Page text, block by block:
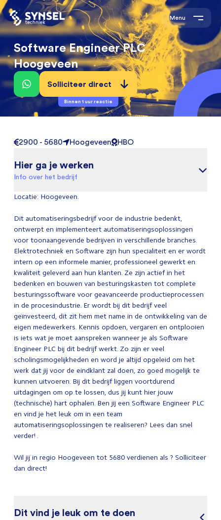
Menu
Software Engineer PLC
Hoogeveen
Solliciteer direct
Binnen 1 uur reactie
2900 - 5680 Hoogeveen HBO
Hier ga je werken
Info over het bedrijf
Locatie: Hoogeveen.
Dit automatiseringsbedrijf voor de industrie bedenkt,
ontwerpt en implementeert automatiseringsoplossingen
voor toonaangevende bedrijven in verschillende branches.
Elektrotechniek en Software zijn hun specialiteit en er wordt
intern op een informele manier, professioneel gewerkt en
kwaliteit geleverd aan hun klanten. Ze zijn actief in het
bedenken en bouwen van besturingskasten tot complete
besturingssoftware voor geavanceerde productieprocessen
in de procesindustrie. Er wordt bij dit bedrijf veel
geïnvesteerd, dit zit hem met name in de ontwikkeling van de
eigen medewerkers. Kennis opdoen, vergaren en ontplooien
is iets wat je moet aanspreken wanneer je als Software
Engineer PLC bij dit bedrijf werkt. Zo zijn er veel
scholingsmogelijkheden en word je altijd opgeleid om het
werk dat jij voor de eindklant zal doen, zo goed mogelijk te
kunnen uitvoeren. Bij dit bedrijf liggen voortdurend
uitdagingen om op te lossen, dus jij kunt hier jouw
(technische) hart ophalen. Ben jij een Software Engineer PLC
en vind je het leuk om in een team
automatiseringsoplossingen te realiseren? Lees dan snel
verder! .
Wil jij in regio Hoogeveen tot 5680 verdienen als ? Solliciteer
dan direct!
Dit vind je leuk om te doen